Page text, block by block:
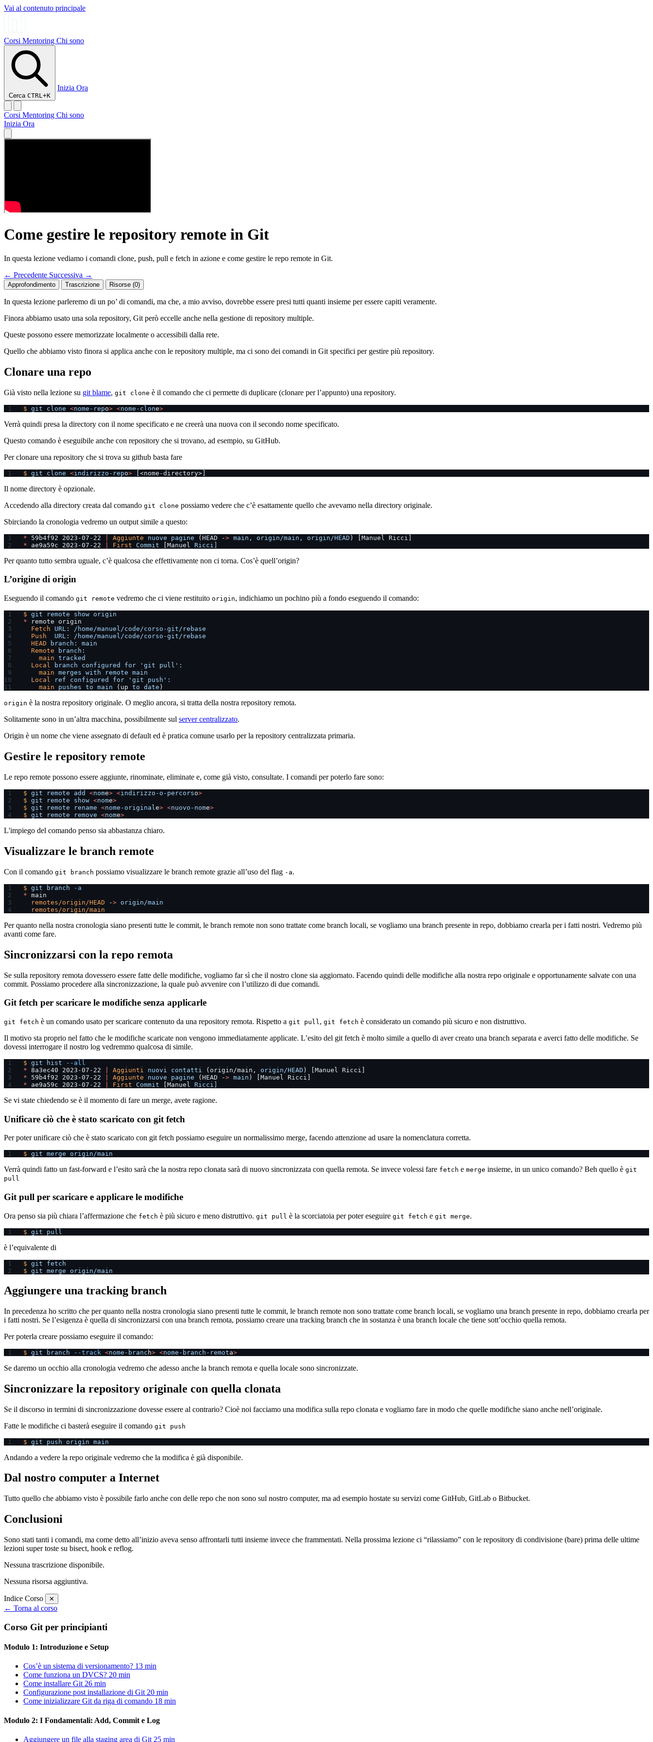
Vai al contenuto principale
Corsi Mentoring Chi sono
Cerca CTRL+K
Inizia Ora
Corsi Mentoring Chi sono
Inizia Ora
Come gestire le repository remote in Git
In questa lezione vediamo i comandi clone, push, pull e fetch in azione e come gestire le repo remote in Git.
← Precedente Successiva →
Approfondimento Trascrizione Risorse (0)
In questa lezione parleremo di un po’ di comandi, ma che, a mio avviso, dovrebbe essere presi tutti quanti insieme per essere capiti veramente.
Finora abbiamo usato una sola repository, Git però eccelle anche nella gestione di repository multiple.
Queste possono essere memorizzate localmente o accessibili dalla rete.
Quello che abbiamo visto finora si applica anche con le repository multiple, ma ci sono dei comandi in Git specifici per gestire più repository.
Clonare una repo
Già visto nella lezione su git blame, git clone è il comando che ci permette di duplicare (clonare per l’appunto) una repository.
$ git clone <nome-repo> <nome-clone>
Verrà quindi presa la directory con il nome specificato e ne creerà una nuova con il secondo nome specificato.
Questo comando è eseguibile anche con repository che si trovano, ad esempio, su GitHub.
Per clonare una repository che si trova su github basta fare
$ git clone <indirizzo-repo> [<nome-directory>]
Il nome directory è opzionale.
Accedendo alla directory creata dal comando git clone possiamo vedere che c’è esattamente quello che avevamo nella directory originale.
Sbirciando la cronologia vedremo un output simile a questo:
* 59b4f92 2023-07-22 Aggiunte nuove pagine (HEAD -> main, origin/main, origin/HEAD ) [Manuel Ricci]
* ae9a59c 2023-07-22 First Commit [Manuel Ricci]
Per quanto tutto sembra uguale, c’è qualcosa che effettivamente non ci torna. Cos’è quell’origin?
L’origine di origin
Eseguendo il comando git remote vedremo che ci viene restituito origin, indichiamo un pochino più a fondo eseguendo il comando:
$ git remote show origin
* remote origin
  Fetch
URL:
/home/manuel/code/corso-git/rebase
  Push
  URL:
/home/manuel/code/corso-git/rebase
  HEAD
branch:
main
  Remote
branch:
    main
tracked
  Local
branch configured for 'git pull':
    main
merges with remote main
  Local
ref configured for 'git push':
    main
pushes to main (up to date )
origin è la nostra repository originale. O meglio ancora, si tratta della nostra repository remota.
Solitamente sono in un’altra macchina, possibilmente sul server centralizzato.
Origin è un nome che viene assegnato di default ed è pratica comune usarlo per la repository centralizzata primaria.
Gestire le repository remote
Le repo remote possono essere aggiunte, rinominate, eliminate e, come già visto, consultate. I comandi per poterlo fare sono:
$ git remote add <nome> <indirizzo-o-percorso>
$ git remote show <nome>
$ git remote rename <nome-original e> <nuovo-nome>
$ git remote remove <nome>
L'impiego del comando penso sia abbastanza chiaro.
Visualizzare le branch remote
Con il comando git branch possiamo visualizzare le branch remote grazie all’uso del flag -a.
$ git branch -a
* main
  remotes/origin/HEAD
-> origin/main
  remotes/origin/main
Per quanto nella nostra cronologia siano presenti tutte le commit, le branch remote non sono trattate come branch locali, se vogliamo una branch presente in repo, dobbiamo crearla per i fatti nostri. Vedremo più
avanti come fare.
Sincronizzarsi con la repo remota
Se sulla repository remota dovessero essere fatte delle modifiche, vogliamo far sì che il nostro clone sia aggiornato. Facendo quindi delle modifiche alla nostra repo originale e opportunamente salvate con una
commit. Possiamo procedere alla sincronizzazione, la quale può avvenire con l’utilizzo di due comandi.
Git fetch per scaricare le modifiche senza applicarle
git fetch è un comando usato per scaricare contenuto da una repository remota. Rispetto a git pull, git fetch è considerato un comando più sicuro e non distruttivo.
Il motivo sta proprio nel fatto che le modifiche scaricate non vengono immediatamente applicate. L’esito del git fetch è molto simile a quello di aver creato una branch separata e averci fatto delle modifiche. Se
dovessi interrogare il nostro log vedremmo qualcosa di simile.
$ git hist --all
* 8a3ec40 2023-07-22 Aggiunti nuovi contatti (origin/main, origin/HEAD ) [Manuel Ricci]
* 59b4f92 2023-07-22 Aggiunte nuove pagine (HEAD -> main ) [Manuel Ricci]
* ae9a59c 2023-07-22 First Commit [Manuel Ricci]
Se vi state chiedendo se è il momento di fare un merge, avete ragione.
Unificare ciò che è stato scaricato con git fetch
Per poter unificare ciò che è stato scaricato con git fetch possiamo eseguire un normalissimo merge, facendo attenzione ad usare la nomenclatura corretta.
$ git merge origin/main
Verrà quindi fatto un fast-forward e l’esito sarà che la nostra repo clonata sarà di nuovo sincronizzata con quella remota. Se invece volessi fare fetch e merge insieme, in un unico comando? Beh quello è git
pull
Git pull per scaricare e applicare le modifiche
Ora penso sia più chiara l’affermazione che fetch è più sicuro e meno distruttivo. git pull è la scorciatoia per poter eseguire git fetch e git merge.
$ git pull
è l’equivalente di
$ git fetch
$ git merge origin/main
Aggiungere una tracking branch
In precedenza ho scritto che per quanto nella nostra cronologia siano presenti tutte le commit, le branch remote non sono trattate come branch locali, se vogliamo una branch presente in repo, dobbiamo crearla per
i fatti nostri. Se l’esigenza è quella di sincronizzarsi con una branch remota, possiamo creare una tracking branch che in sostanza è una branch locale che tiene sott’occhio quella remota.
Per poterla creare possiamo eseguire il comando:
$ git branch --track <nome-branc h> <nome-branch-remota>
Se daremo un occhio alla cronologia vedremo che adesso anche la branch remota e quella locale sono sincronizzate.
Sincronizzare la repository originale con quella clonata
Se il discorso in termini di sincronizzazione dovesse essere al contrario? Cioè noi facciamo una modifica sulla repo clonata e vogliamo fare in modo che quelle modifiche siano anche nell’originale.
Fatte le modifiche ci basterà eseguire il comando git push
$ git push origin main
Andando a vedere la repo originale vedremo che la modifica è già disponibile.
Dal nostro computer a Internet
Tutto quello che abbiamo visto è possibile farlo anche con delle repo che non sono sul nostro computer, ma ad esempio hostate su servizi come GitHub, GitLab o Bitbucket.
Conclusioni
Sono stati tanti i comandi, ma come detto all’inizio aveva senso affrontarli tutti insieme invece che frammentati. Nella prossima lezione ci “rilassiamo” con le repository di condivisione (bare) prima delle ultime
lezioni super toste su bisect, hook e reflog.
Nessuna trascrizione disponibile.
Nessuna risorsa aggiuntiva.
Indice Corso ✕
← Torna al corso
Corso Git per principianti
Modulo 1: Introduzione e Setup
Cos’è un sistema di versionamento? 13 min
Come funziona un DVCS? 20 min
Come installare Git 26 min
Configurazione post installazione di Git 20 min
Come inizializzare Git da riga di comando 18 min
Modulo 2: I Fondamentali: Add, Commit e Log
Aggiungere un file alla staging area di Git 25 min